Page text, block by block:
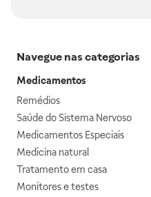
Navegue nas categorias
Medicamentos
Remédios
Saúde do Sistema Nervoso
Medicamentos Especiais
Medicina natural
Tratamento em casa
Monitores e testes